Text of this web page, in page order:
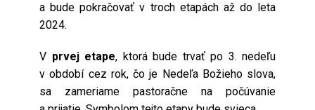
a bude pokračovať v troch etapách až do leta
2024.
V prvej etape, ktorá bude trvať po 3. nedeľu
v období cez rok, čo je Nedeľa Božieho slova,
sa zameriame pastoračne na počúvanie